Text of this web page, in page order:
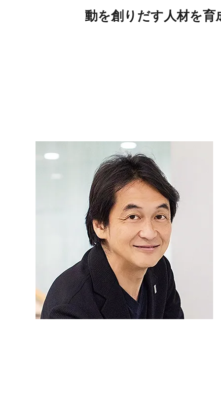
動を創りだす人材を育